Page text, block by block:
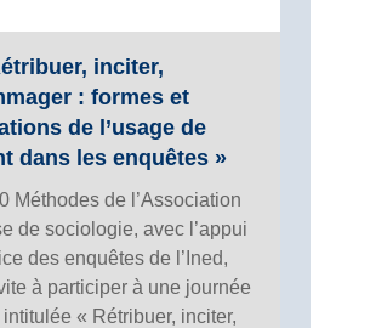
inciter,
: formes et
de l’usage de
dans les enquêtes »
Méthodes de l’Association
de sociologie, avec l’appui
des enquêtes de l’Ined,
à participer à une journée
intitulée « Rétribuer, inciter,